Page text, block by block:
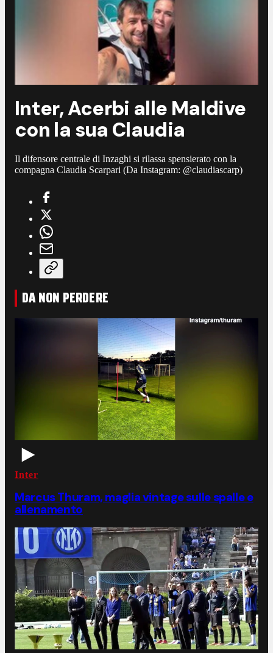
Inter, Acerbi alle Maldive
con la sua Claudia
Il difensore centrale di Inzaghi si rilassa spensierato con la
compagna Claudia Scarpari (Da Instagram: @claudiascarp)
DA NON PERDERE
Inter
Marcus Thuram, maglia vintage sulle spalle e
allenamento